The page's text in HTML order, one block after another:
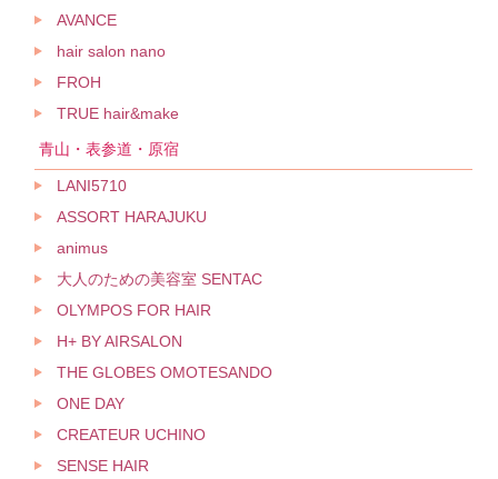
AVANCE
hair salon nano
FROH
TRUE hair&make
青山・表参道・原宿
LANI5710
ASSORT HARAJUKU
animus
大人のための美容室 SENTAC
OLYMPOS FOR HAIR
H+ BY AIRSALON
THE GLOBES OMOTESANDO
ONE DAY
CREATEUR UCHINO
SENSE HAIR